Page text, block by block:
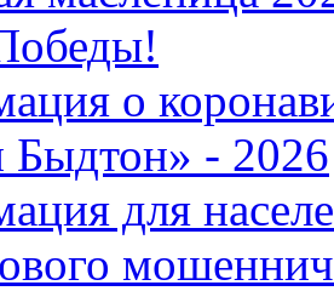
о
Быдтон» - 2026
для